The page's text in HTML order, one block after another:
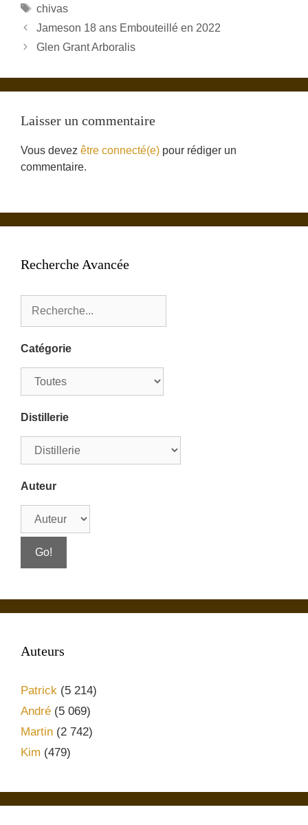
Étiquettes
chivas
Jameson 18 ans Embouteillé en 2022
Glen Grant Arboralis
Laisser un commentaire
Vous devez être connecté(e) pour rédiger un
commentaire.
Recherche Avancée
Catégorie
Distillerie
Auteur
Auteurs
Patrick (5 214)
André (5 069)
Martin (2 742)
Kim (479)